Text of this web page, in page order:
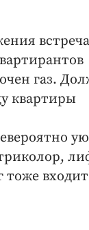
газ.
квартиры
тоже входит